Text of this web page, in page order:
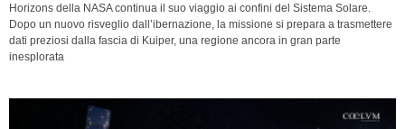
Horizons della NASA continua il suo viaggio ai confini del Sistema Solare.
Dopo un nuovo risveglio dall’ibernazione, la missione si prepara a trasmettere
dati preziosi dalla fascia di Kuiper, una regione ancora in gran parte
inesplorata